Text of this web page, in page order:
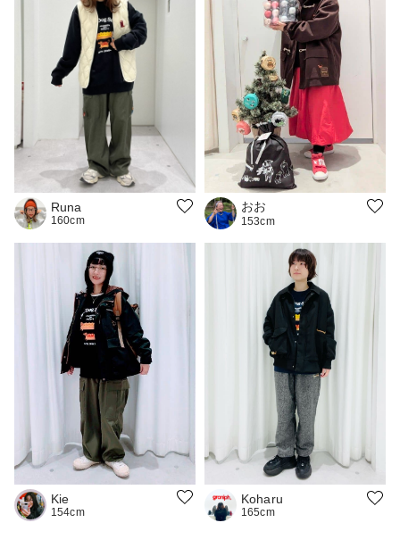
Runa
160cm
おお
153cm
Kie
154cm
Koharu
165cm